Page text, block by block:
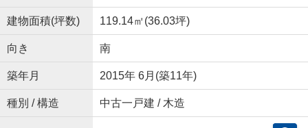
建物面積(坪数) 119.14㎡(36.03坪)
向き 南
築年月 2015年 6月(築11年)
種別 / 構造 中古一戸建 / 木造